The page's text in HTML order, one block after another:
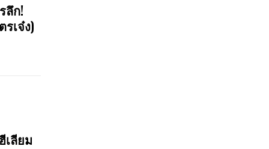
ลึก!
เจ๋ง)
เลียม